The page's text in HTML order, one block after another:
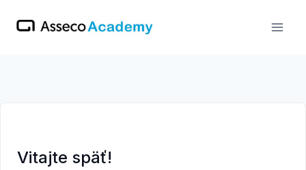
Vitajte späť!